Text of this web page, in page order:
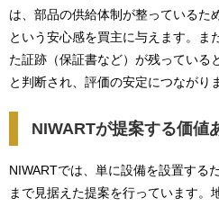
は、部品の供給体制が整っているた
という安心感を買主に与えます。ま
た証跡（保証書など）が残っている
と判断され、評価の安定につながり
NIWARTが提案する価値
NIWARTでは、単に設備を設置する
まで見据えた提案を行っています。